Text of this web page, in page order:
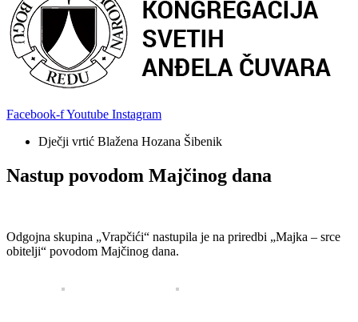
Facebook-fYoutube Instagram
Dječji vrtić Blažena Hozana Šibenik
Nastup povodom Majčinog dana
Odgojna skupina „Vrapčići“ nastupila je na priredbi „Majka – srce
obitelji“ povodom Majčinog dana.